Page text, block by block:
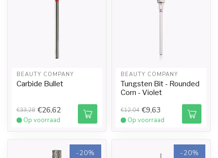
BEAUTY COMPANY
Carbide Bullet
€33,28 €26,62
Op voorraad
BEAUTY COMPANY
Tungsten Bit - Rounded
Corn - Violet
€12,04 €9,63
Op voorraad
-20% -20%